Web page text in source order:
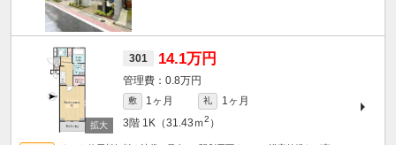
301 14.1万円
0.8万円
敷 1ヶ月 礼
1ヶ月
3階 1K（31.43ｍ2 ）